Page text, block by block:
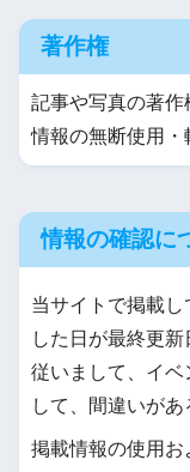
著作権
記事や写真の著作
情報の無断使用・
情報の確認に
当サイトで掲載
した日が最終更新
従いまして、イベ
して、間違いがあ
掲載情報の使用お